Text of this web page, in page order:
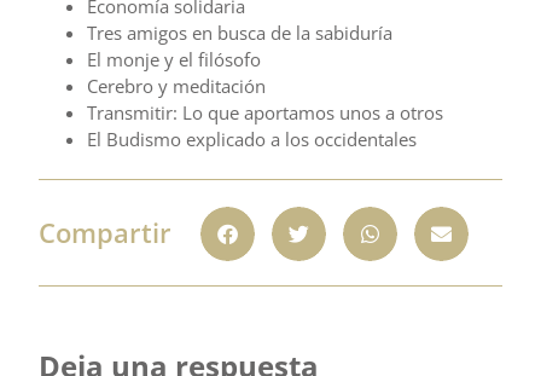
Economía solidaria
Tres amigos en busca de la sabiduría
El monje y el filósofo
Cerebro y meditación
Transmitir: Lo que aportamos unos a otros
El Budismo explicado a los occidentales
Compartir
Deja una respuesta